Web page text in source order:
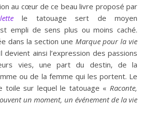
au cœur de ce beau livre proposé par
le tatouage sert de moyen
empli de sens plus ou moins caché.
dans la section une Marque pour la vie
devient ainsi l’expression des passions
vies, une part du destin, de la
ou de la femme qui les portent. Le
toile sur lequel le tatouage « Raconte,
un moment, un événement de la vie